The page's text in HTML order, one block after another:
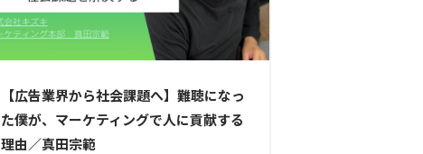
【広告業界から社会課題へ】難聴になっ
た僕が、マーケティングで人に貢献する
理由／真田宗範